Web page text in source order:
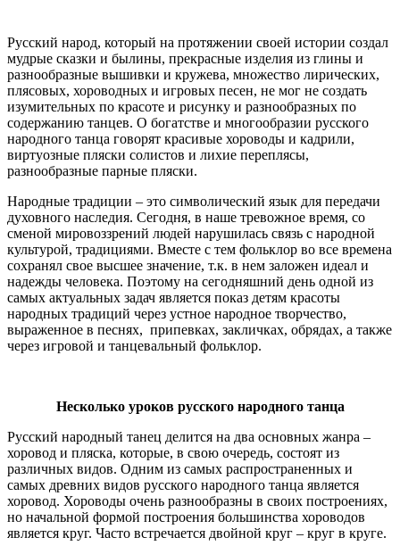
Русский народ, который на протяжении своей истории создал
мудрые сказки и былины, прекрасные изделия из глины и
разнообразные вышивки и кружева, множество лирических,
плясовых, хороводных и игровых песен, не мог не создать
изумительных по красоте и рисунку и разнообразных по
содержанию танцев. О богатстве и многообразии русского
народного танца говорят красивые хороводы и кадрили,
виртуозные пляски солистов и лихие переплясы,
разнообразные парные пляски.
Народные традиции – это символический язык для передачи
духовного наследия. Сегодня, в наше тревожное время, со
сменой мировоззрений людей нарушилась связь с народной
культурой, традициями. Вместе с тем фольклор во все времена
сохранял свое высшее значение, т.к. в нем заложен идеал и
надежды человека. Поэтому на сегодняшний день одной из
самых актуальных задач является показ детям красоты
народных традиций через устное народное творчество,
выраженное в песнях, припевках, закличках, обрядах, а также
через игровой и танцевальный фольклор.
Несколько уроков русского народного танца
Русский народный танец делится на два основных жанра –
хоровод и пляска, которые, в свою очередь, состоят из
различных видов. Одним из самых распространенных и
самых древних видов русского народного танца является
хоровод. Хороводы очень разнообразны в своих построениях,
но начальной формой построения большинства хороводов
является круг. Часто встречается двойной круг – круг в круге.